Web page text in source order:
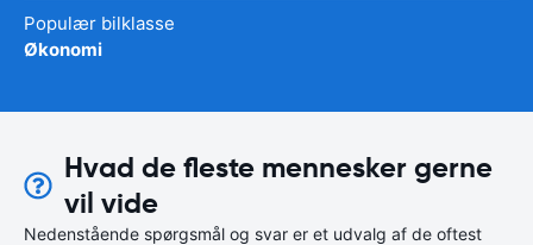
Populær bilklasse
Økonomi
Hvad de fleste mennesker gerne
vil vide
Nedenstående spørgsmål og svar er et udvalg af de oftest